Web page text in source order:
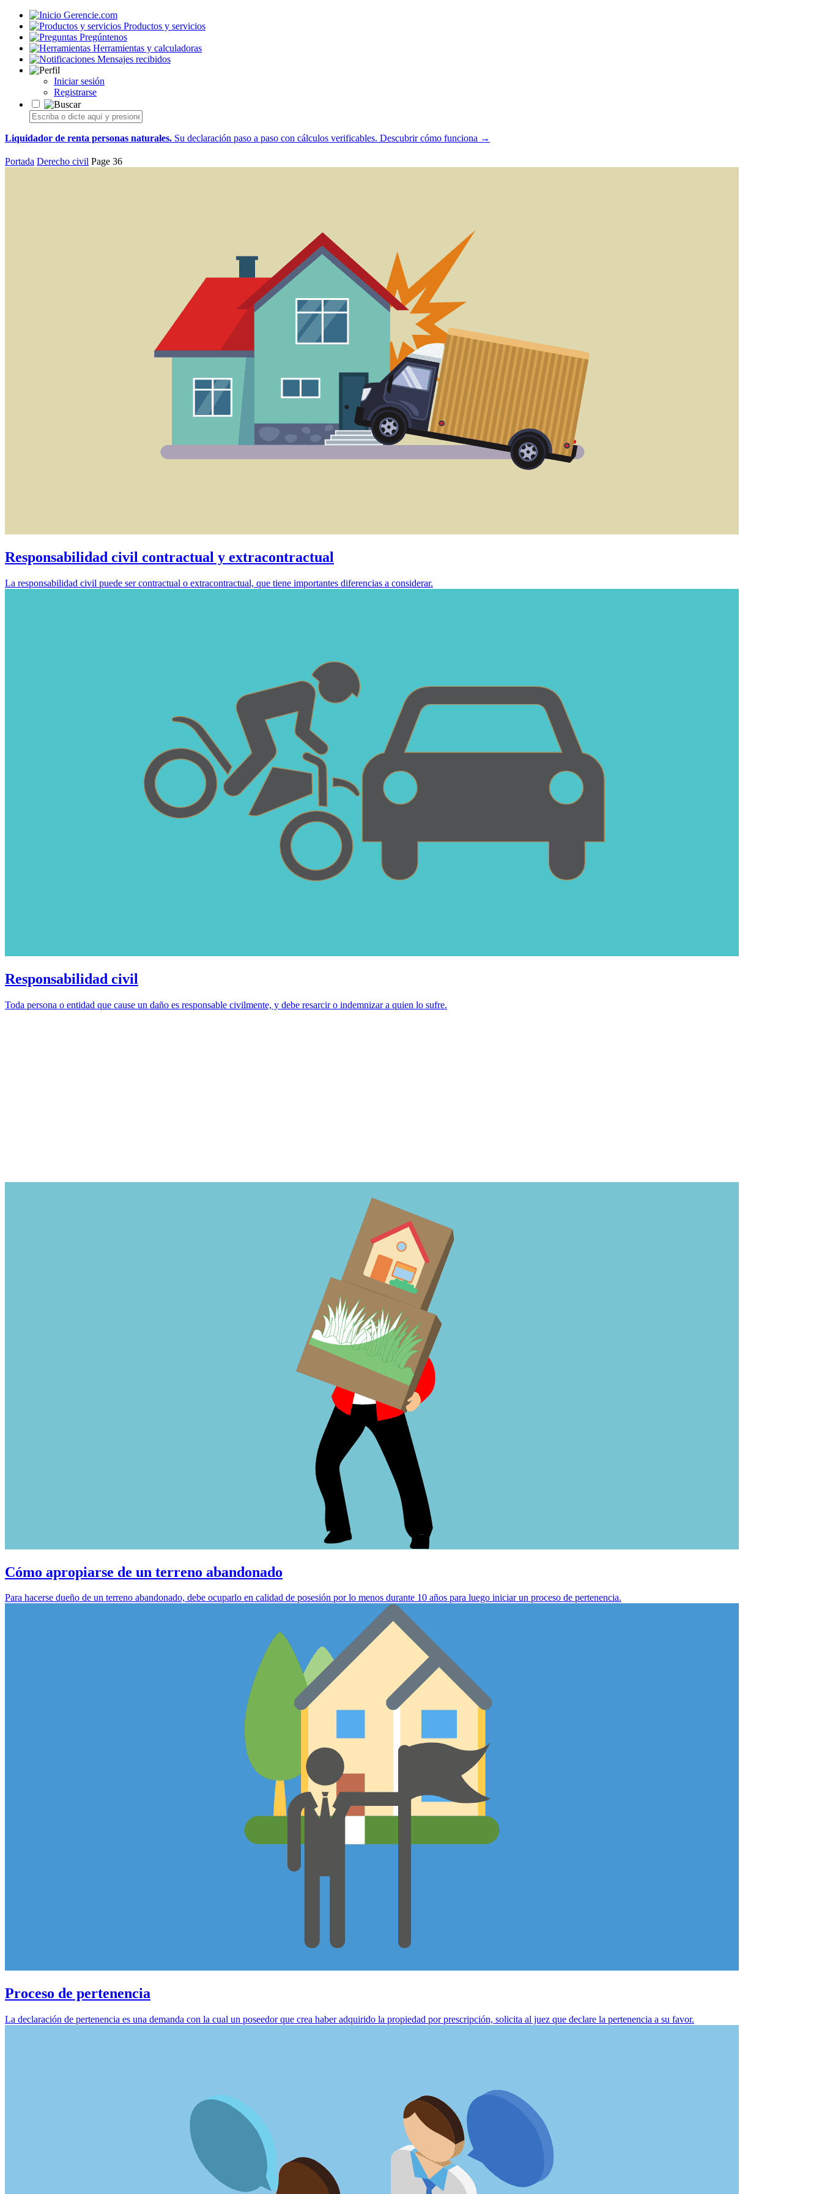
Gerencie.com
Productos y servicios
Pregúntenos
Herramientas y calculadoras
Mensajes recibidos
Iniciar sesión
Registrarse
Liquidador de renta personas naturales. Su declaración paso a paso con cálculos verificables. Descubrir cómo funciona →
Portada Derecho civil Page 36
Responsabilidad civil contractual y extracontractual
La responsabilidad civil puede ser contractual o extracontractual, que tiene importantes diferencias a considerar.
Responsabilidad civil
Toda persona o entidad que cause un daño es responsable civilmente, y debe resarcir o indemnizar a quien lo sufre.
Cómo apropiarse de un terreno abandonado
Para hacerse dueño de un terreno abandonado, debe ocuparlo en calidad de posesión por lo menos durante 10 años para luego iniciar un proceso de pertenencia.
Proceso de pertenencia
La declaración de pertenencia es una demanda con la cual un poseedor que crea haber adquirido la propiedad por prescripción, solicita al juez que declare la pertenencia a su favor.